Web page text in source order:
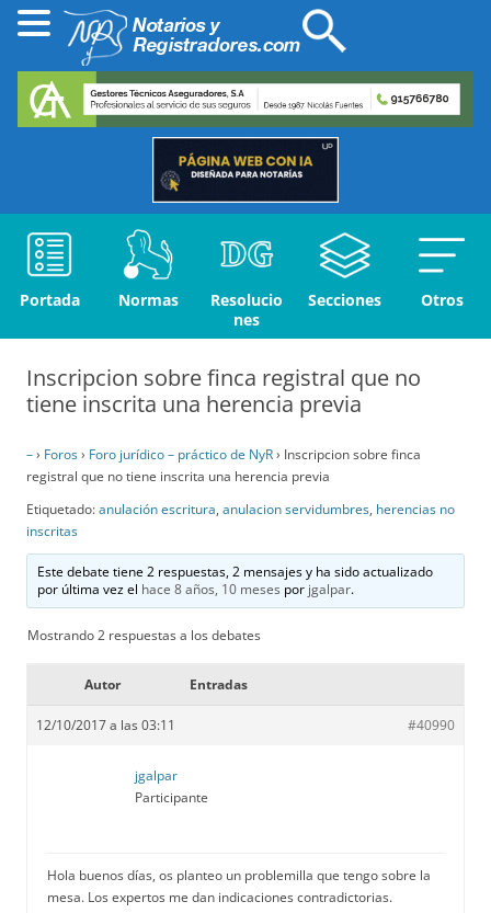
Portada Normas
Resolucio
nes
Secciones Otros
Inscripcion sobre finca registral que no
tiene inscrita una herencia previa
–› Foros› Foro jurídico – práctico de NyR› Inscripcion sobre finca
registral que no tiene inscrita una herencia previa
Etiquetado:anulación escritura, anulacion servidumbres, herencias no
inscritas
Este debate tiene 2 respuestas, 2 mensajes y ha sido actualizado
por última vez el hace 8 años, 10 meses por jgalpar.
Mostrando 2 respuestas a los debates
Autor Entradas
12/10/2017 a las 03:11 #40990
jgalpar
Participante
Hola buenos días, os planteo un problemilla que tengo sobre la
mesa. Los expertos me dan indicaciones contradictorias.